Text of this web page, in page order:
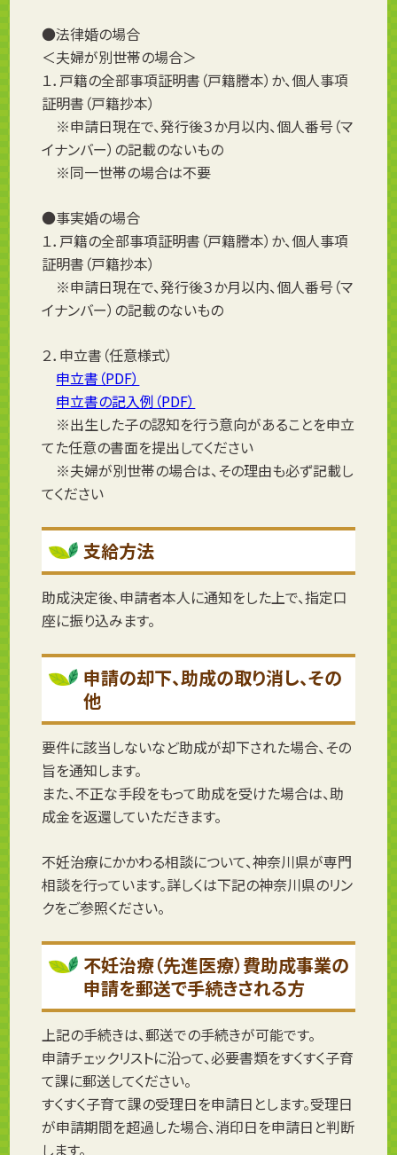
●法律婚の場合
＜夫婦が別世帯の場合＞
１．戸籍の全部事項証明書（戸籍謄本）か、個人事項
証明書（戸籍抄本）
※申請日現在で、発行後３か月以内、個人番号（マ
イナンバー）の記載のないもの
※同一世帯の場合は不要
●事実婚の場合
１．戸籍の全部事項証明書（戸籍謄本）か、個人事項
証明書（戸籍抄本）
※申請日現在で、発行後３か月以内、個人番号（マ
イナンバー）の記載のないもの
２．申立書（任意様式）
申立書（PDF）
申立書の記入例（PDF）
※出生した子の認知を行う意向があることを申立
てた任意の書面を提出してください
※夫婦が別世帯の場合は、その理由も必ず記載し
てください
支給方法
助成決定後、申請者本人に通知をした上で、指定口
座に振り込みます。
申請の却下、助成の取り消し、その
他
要件に該当しないなど助成が却下された場合、その
旨を通知します。
また、不正な手段をもって助成を受けた場合は、助
成金を返還していただきます。
不妊治療にかかわる相談について、神奈川県が専門
相談を行っています。詳しくは下記の神奈川県のリン
クをご参照ください。
不妊治療（先進医療）費助成事業の
申請を郵送で手続きされる方
上記の手続きは、郵送での手続きが可能です。
申請チェックリストに沿って、必要書類をすくすく子育
て課に郵送してください。
すくすく子育て課の受理日を申請日とします。受理日
が申請期間を超過した場合、消印日を申請日と判断
します。